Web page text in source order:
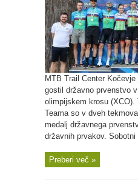
MTB Trail Center
gostil državno prvenstvo
olimpijskem krosu
Teama so v dveh
medalj državnega
državnih prvakov. Sobotni
Preberi več »